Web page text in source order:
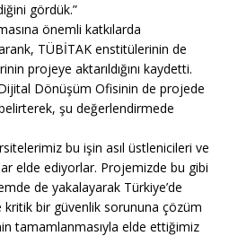
gördük.”
önemli katkılarda
TÜBİTAK enstitülerinin de
projeye aktarıldığını kaydetti.
Dönüşüm Ofisinin de projede
şu değerlendirmede
bu işin asıl üstlenicileri ve
elde ediyorlar. Projemizde bu gibi
de yakalayarak Türkiye’de
kritik bir güvenlik sorununa çözüm
tamamlanmasıyla elde ettiğimiz